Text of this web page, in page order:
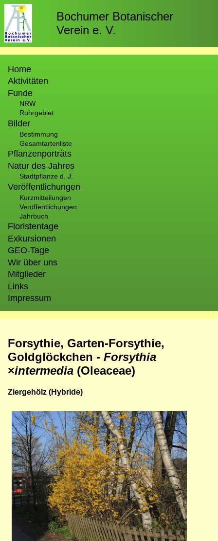
Direkt
zum
Inhalt
Bochumer Botanischer
Verein e. V.
Home
Aktivitäten
Funde
NRW
Ruhrgebiet
Bilder
Bestimmung
Gesamtartenliste
Pflanzenporträts
Natur des Jahres
Stadtpflanze d. J.
Veröffentlichungen
Kurzmitteilungen
Veröffentlichungen
Jahrbuch
Floristentage
Exkursionen
GEO-Tage
Wir über uns
Mitglieder
Links
Impressum
Forsythie, Garten-Forsythie,
Goldglöckchen - Forsythia
×intermedia (Oleaceae)
Ziergehölz (Hybride)
Bild